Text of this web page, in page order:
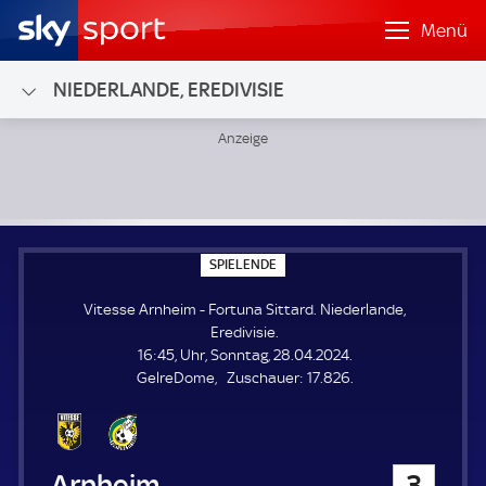
Menü
NIEDERLANDE, EREDIVISIE
SPIELENDE
P
E
E
N
E
Vitesse Arnheim - Fortuna Sittard. Niederlande,
Eredivisie.
16:45, Uhr, Sonntag, 28.04.2024.
GelreDome
Zuschauer: Z
17.826.